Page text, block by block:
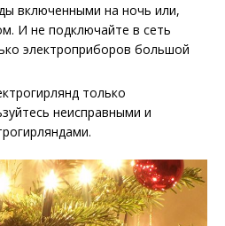
включенными на ночь или,
И не подключайте в сеть
электроприборов большой
только
неисправными и